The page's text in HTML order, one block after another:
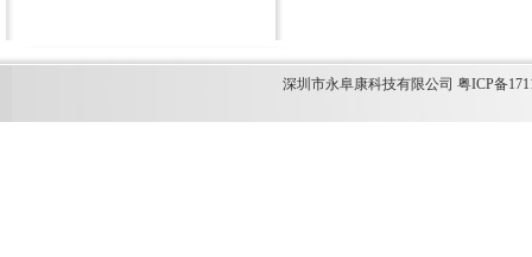
深圳市永阜康科技有限公司 粤ICP备